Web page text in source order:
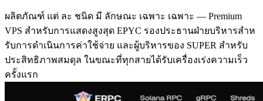
ผลิตภัณฑ์ แต่ ละ ชนิด มี ลักษณะ เฉพาะ เฉพาะ — Premium
VPS สําหรับการแสดงสูงสุด EPYC รองประธานฝ่ายบริหารสําห
รับการดําเนินการค่าใช้จ่าย และผู้บริหารของ SUPER สําหรับ
ประสิทธิภาพสมดุล ในขณะที่ทุกสายได้รับเครื่องเร่งความเร็ว
ครั้งแรก